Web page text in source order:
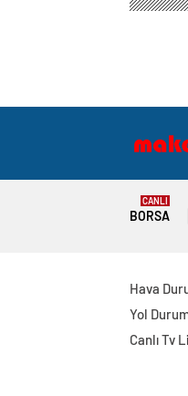
BORSA
CANLI
Hava
Yol
Canlı Tv